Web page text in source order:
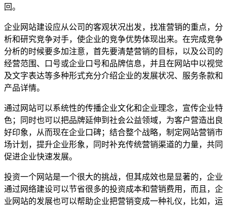
回。
企业网站建设应从公司的客观状况出发，找准营销的重点，分
析和研究竞争对手，使企业的竞争优势体现出来。在完成竞争
分析的时候要多加注意，首先要清楚营销的目标，以及公司的
经营范围、口号或企业口号和品牌信息，并且在网站中以视觉
及文字表达等多种形式充分介绍企业的发展状况、服务条款和
产品详情。
通过网站可以系统性的传播企业文化和企业理念，宣传企业特
色；同时也可以把品牌延伸到社会公益领域，为客户营造出良
好印象，从而现在企业口碑；结合整个战略，制定网站营销市
场计划，提升企业形象，同时补充传统营销渠道的力量，共同
促进企业快速发展。
投资一个网站是一个很大的挑战，但其成效也是显著的，企业
通过网络建设可以节省很多的投资成本和营销费用，而且，企
业网站的发展也可以帮助企业把营销变成一种礼仪，比如，运